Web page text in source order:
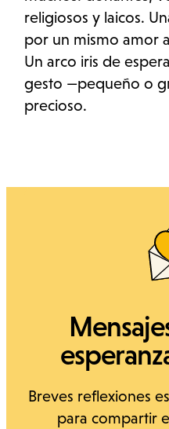
religiosos y laicos.
por un mismo amor
Un arco iris de
gesto —pequeño o
precioso.
Breves reflexiones
para compartir